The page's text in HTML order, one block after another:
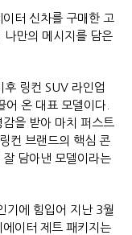
터 신차를 구매한 고
나만의 메시지를 담은
링컨 SUV 라인업
어 온 대표 모델이다.
을 받아 마치 퍼스트
컨 브랜드의 핵심 콘
담아낸 모델이라는
기에 힘입어 지난 3월
에이터 제트 패키지는